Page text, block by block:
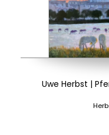
Uwe Herbst |